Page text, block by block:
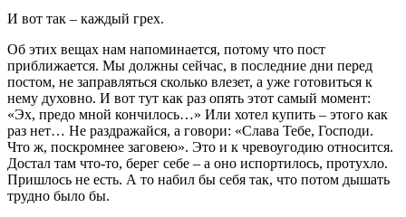
И вот так – каждый грех.
Об этих вещах нам напоминается, потому что пост
приближается. Мы должны сейчас, в последние дни перед
постом, не заправляться сколько влезет, а уже готовиться к
нему духовно. И вот тут как раз опять этот самый момент:
«Эх, предо мной кончилось…» Или хотел купить – этого как
раз нет… Не раздражайся, а говори: «Слава Тебе, Господи.
Что ж, поскромнее заговею». Это и к чревоугодию относится.
Достал там что-то, берег себе – а оно испортилось, протухло.
Пришлось не есть. А то набил бы себя так, что потом дышать
трудно было бы.